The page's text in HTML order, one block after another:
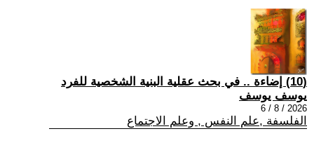
(10) إضاءة .. في بحث عقلية البنية الشخصية للفرد
يوسف يوسف
2026 / 8 / 6
الفلسفة ,علم النفس , وعلم الاجتماع